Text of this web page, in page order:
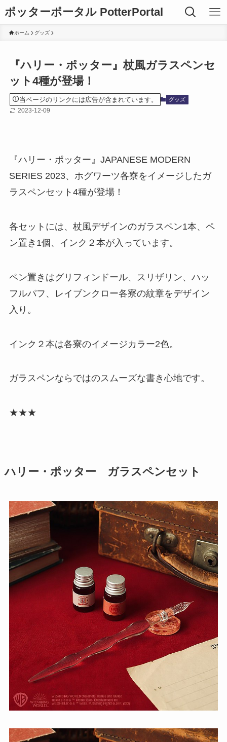
ポッターポータル PotterPortal
ホーム グッズ
『ハリー・ポッター』杖風ガラスペンセ
ット4種が登場！
当ページのリンクには広告が含まれています。 グッズ
2023-12-09
『ハリー・ポッター』JAPANESE MODERN
SERIES 2023、ホグワーツ各寮をイメージしたガ
ラスペンセット4種が登場！
各セットには、杖風デザインのガラスペン1本、ペ
ン置き1個、インク２本が入っています。
ペン置きはグリフィンドール、スリザリン、ハッ
フルパフ、レイブンクロー各寮の紋章をデザイン
入り。
インク２本は各寮のイメージカラー2色。
ガラスペンならではのスムーズな書き心地です。
★★★
ハリー・ポッター ガラスペンセット